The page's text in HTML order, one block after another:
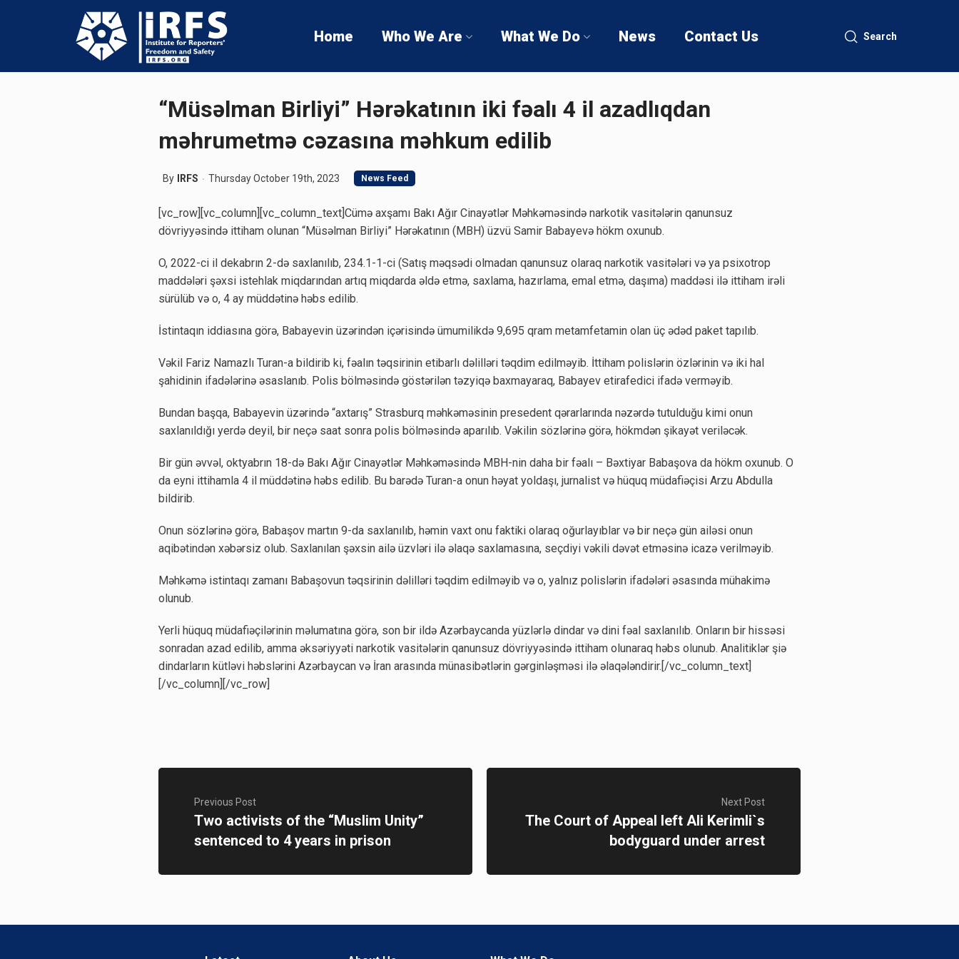
Home Who We Are What We Do News Contact Us Search
“Müsəlman Birliyi” Hərəkatının iki fəalı 4 il azadlıqdan
məhrumetmə cəzasına məhkum edilib
By IRFS Thursday October 19th, 2023 News Feed
[vc_row][vc_column][vc_column_text]Cümə axşamı Bakı Ağır Cinayətlər Məhkəməsində narkotik vasitələrin qanunsuz
dövriyyəsində ittiham olunan “Müsəlman Birliyi” Hərəkatının (MBH) üzvü Samir Babayevə hökm oxunub.
O, 2022-ci il dekabrın 2-də saxlanılıb, 234.1-1-ci (Satış məqsədi olmadan qanunsuz olaraq narkotik vasitələri və ya psixotrop
maddələri şəxsi istehlak miqdarından artıq miqdarda əldə etmə, saxlama, hazırlama, emal etmə, daşıma) maddəsi ilə ittiham irəli
sürülüb və o, 4 ay müddətinə həbs edilib.
İstintaqın iddiasına görə, Babayevin üzərindən içərisində ümumilikdə 9,695 qram metamfetamin olan üç ədəd paket tapılıb.
Vəkil Fariz Namazlı Turan-a bildirib ki, fəalın təqsirinin etibarlı dəlilləri təqdim edilməyib. İttiham polislərin özlərinin və iki hal
şahidinin ifadələrinə əsaslanıb. Polis bölməsində göstərilən təzyiqə baxmayaraq, Babayev etirafedici ifadə verməyib.
Bundan başqa, Babayevin üzərində “axtarış” Strasburq məhkəməsinin presedent qərarlarında nəzərdə tutulduğu kimi onun
saxlanıldığı yerdə deyil, bir neçə saat sonra polis bölməsində aparılıb. Vəkilin sözlərinə görə, hökmdən şikayət veriləcək.
Bir gün əvvəl, oktyabrın 18-də Bakı Ağır Cinayətlər Məhkəməsində MBH-nin daha bir fəalı – Bəxtiyar Babaşova da hökm oxunub. O
da eyni ittihamla 4 il müddətinə həbs edilib. Bu barədə Turan-a onun həyat yoldaşı, jurnalist və hüquq müdafiəçisi Arzu Abdulla
bildirib.
Onun sözlərinə görə, Babaşov martın 9-da saxlanılıb, həmin vaxt onu faktiki olaraq oğurlayıblar və bir neçə gün ailəsi onun
aqibətindən xəbərsiz olub. Saxlanılan şəxsin ailə üzvləri ilə əlaqə saxlamasına, seçdiyi vəkili dəvət etməsinə icazə verilməyib.
Məhkəmə istintaqı zamanı Babaşovun təqsirinin dəlilləri təqdim edilməyib və o, yalnız polislərin ifadələri əsasında mühakimə
olunub.
Yerli hüquq müdafiəçilərinin məlumatına görə, son bir ildə Azərbaycanda yüzlərlə dindar və dini fəal saxlanılıb. Onların bir hissəsi
sonradan azad edilib, amma əksəriyyəti narkotik vasitələrin qanunsuz dövriyyəsində ittiham olunaraq həbs olunub. Analitiklər şiə
dindarların kütləvi həbslərini Azərbaycan və İran arasında münasibətlərin gərginləşməsi ilə əlaqələndirir.[/vc_column_text]
[/vc_column][/vc_row]
Previous Post
Two activists of the “Muslim Unity”
sentenced to 4 years in prison
Next Post
The Court of Appeal left Ali Kerimli`s
bodyguard under arrest